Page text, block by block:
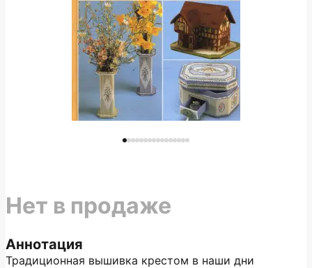
Аннотация
Традиционная вышивка крестом в наши дни
Нет в продаже